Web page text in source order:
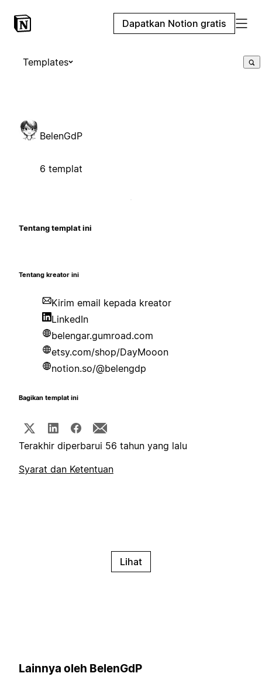
Dapatkan Notion gratis
Templates
BelenGdP
6 templat
Tentang templat ini
Tentang kreator ini
Kirim email kepada kreator
LinkedIn
belengar.gumroad.com
etsy.com/shop/DayMooon
notion.so/@belengdp
Bagikan templat ini
Terakhir diperbarui 56 tahun yang lalu
Syarat dan Ketentuan
Lihat
Lainnya oleh BelenGdP